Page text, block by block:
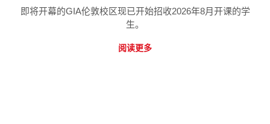
即将开幕的GIA伦敦校区现已开始招收2026年8月开课的学
生。
阅读更多